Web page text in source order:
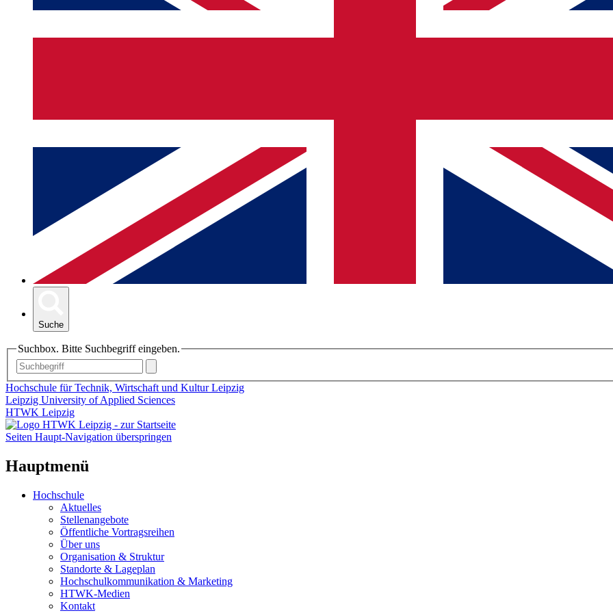
Suche
Suchbox. Bitte Suchbegriff eingeben.
Hochschule für Technik, Wirtschaft und Kultur Leipzig
Leipzig University of Applied Sciences
HTWK Leipzig
Seiten Haupt-Navigation überspringen
Hauptmenü
Hochschule
Aktuelles
Stellenangebote
Öffentliche Vortragsreihen
Über uns
Organisation & Struktur
Standorte & Lageplan
Hochschulkommunikation & Marketing
HTWK-Medien
Kontakt